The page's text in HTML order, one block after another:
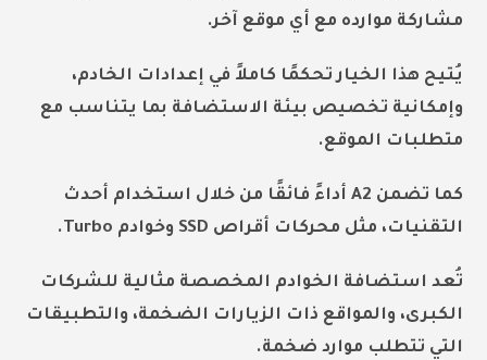
مشاركة موارده مع أي موقع آخر.
يُتيح هذا الخيار تحكمًا كاملاً في إعدادات الخادم،
وإمكانية تخصيص بيئة الاستضافة بما يتناسب مع
متطلبات الموقع.
كما تضمن A2 أداءً فائقًا من خلال استخدام أحدث
التقنيات، مثل محركات أقراص SSD وخوادم Turbo.
تُعد استضافة الخوادم المخصصة مثالية للشركات
الكبرى، والمواقع ذات الزيارات الضخمة، والتطبيقات
التي تتطلب موارد ضخمة.